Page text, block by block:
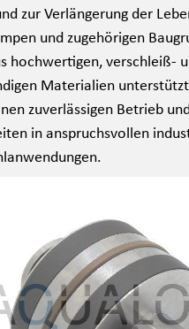
zur Verlängerung der
und zugehörigen
hochwertigen, verschleiß-
Materialien unterstützt
zuverlässigen Betrieb
in anspruchsvollen